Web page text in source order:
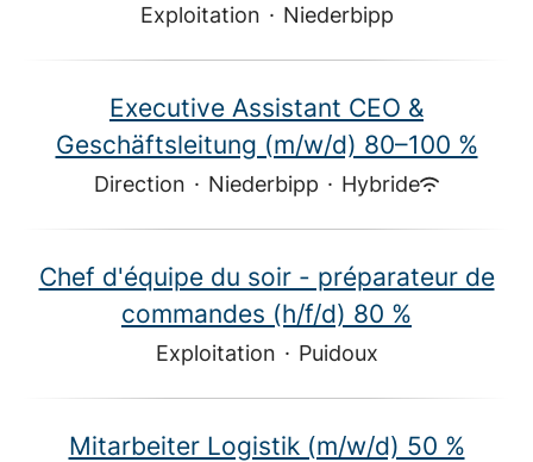
Exploitation · Niederbipp
Executive Assistant CEO &
Geschäftsleitung (m/w/d) 80–100 %
Direction · Niederbipp · Hybride
Chef d'équipe du soir - préparateur de
commandes (h/f/d) 80 %
Exploitation · Puidoux
Mitarbeiter Logistik (m/w/d) 50 %